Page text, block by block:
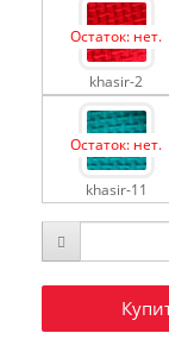
khasir-2
Остаток: нет.
khasir-11
Остаток: нет.